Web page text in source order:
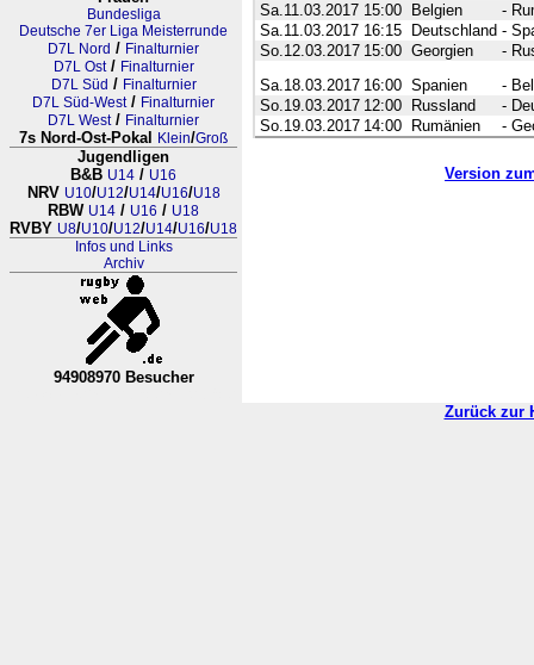
Bundesliga
Deutsche 7er Liga Meisterrunde
D7L Nord / Finalturnier
D7L Ost/ Finalturnier
D7L Süd / Finalturnier
D7L Süd-West/ Finalturnier
D7L West/ Finalturnier
7s Nord-Ost-Pokal Klein/Groß
Jugendligen
B&B U14 / U16
NRV U10/U12/U14/U16/U18
RBW U14 / U16 / U18
RVBY U8/U10/U12/U14/U16/U18
Infos und Links
Archiv
94908970 Besucher
Sa.11.03.2017 15:00 Belgien -
Sa.11.03.2017 16:15 Deutschland -
So.12.03.2017 15:00 Georgien -
Sa.18.03.2017 16:00 Spanien -
So.19.03.2017 12:00 Russland -
So.19.03.2017 14:00 Rumänien -
Version
Zurück zur